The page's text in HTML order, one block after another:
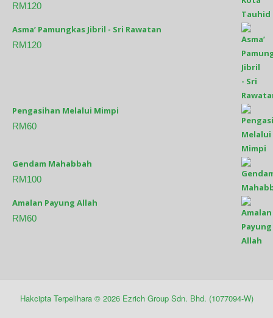
RM120
Asma’ Pamungkas Jibril - Sri Rawatan
RM120
Pengasihan Melalui Mimpi
RM60
Gendam Mahabbah
RM100
Amalan Payung Allah
RM60
Hakcipta Terpelihara © 2026Ezrich Group Sdn. Bhd. (1077094-W)